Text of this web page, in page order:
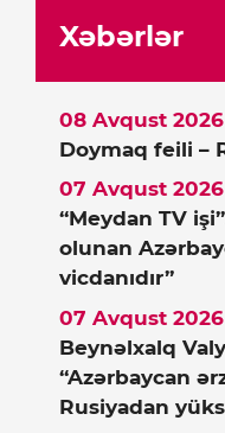
Xəbərlər
Doymaq feili –
08 Avqust 2026
“Meydan TV
olunan
vicdanıdır”
07 Avqust 2026
Beynəlxalq
“Azərbaycan
Rusiyadan
07 Avqust 2026